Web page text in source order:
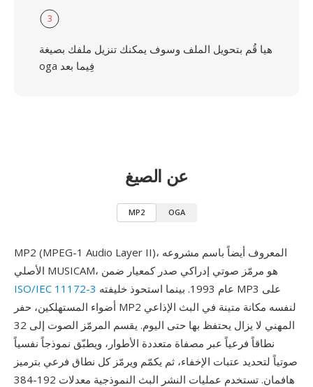
3
هيا قُم بتحويل الملف وسوف يمكنك تنزيل ملفك بصيغة
oga فِيما بعد
عن الصيغ
MP2 OGA
MP2 (MPEG-1 Audio Layer II)، المعروف أيضاً باسم مشروعه
الأصلي MUSICAM، هو مرمّز صوتي إدراكي صدر كمعيار ضمن
ISO/IEC 11172-3
أضواء المستهلكين، حفر MP2 لنفسه مكانة متينة في البث الإذاعي
المهني لا يزال يحتفظ بها حتى اليوم. يقسم المرمّز الصوت إلى 32
نطاقاً فرعياً عبر مصفاة متعددة الأطوار، ويطبّق نموذجاً نفسياً
صوتياً لتحديد عتبات الإخفاء، ثم يكمّم ويرمّز كل نطاق فرعي بترميز
هافمان. تستخدم عمليات النشر البث النموذجية معدلات 192-384